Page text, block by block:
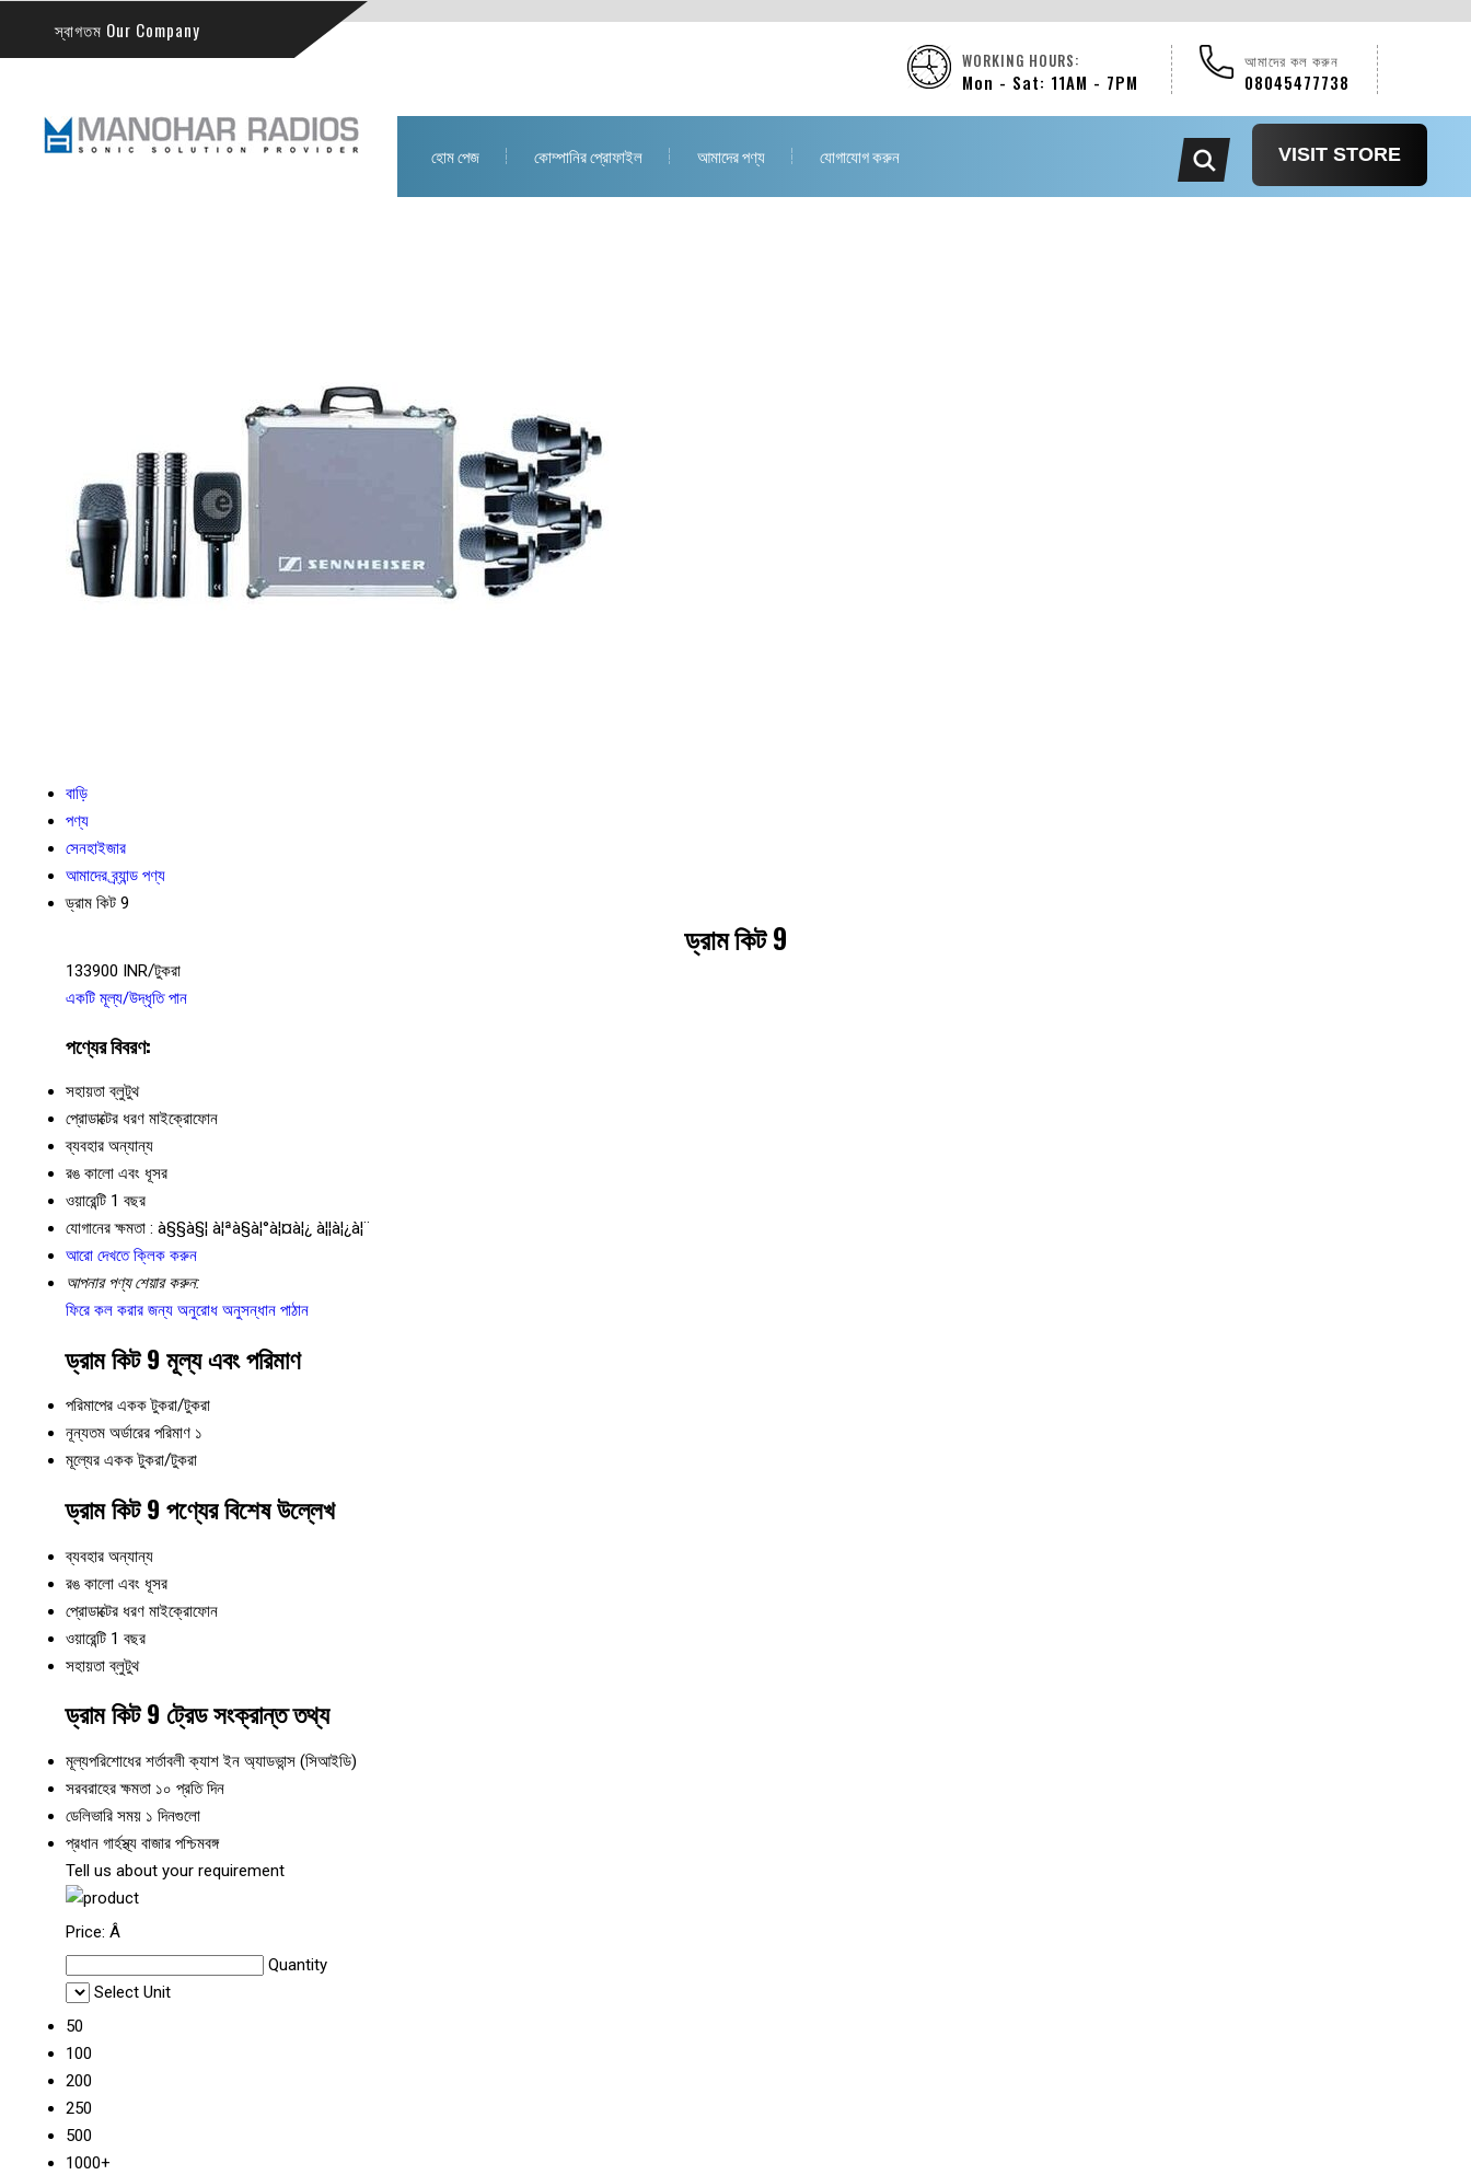
স্বাগতম Our Company
আমাদের কল করুন
08045477738
WORKING HOURS:
Mon - Sat: 11AM - 7PM
হোম পেজ কোম্পানির প্রোফাইল আমাদের পণ্য যোগাযোগ করুন VISIT STORE
বাড়ি
পণ্য
সেনহাইজার
আমাদের ব্র্যান্ড পণ্য
ড্রাম কিট 9
ড্রাম কিট 9
133900 INR/টুকরা
একটি মূল্য/উদ্ধৃতি পান
পণ্যের বিবরণ:
সহায়তা ব্লুটুথ
প্রোডাক্টের ধরণ মাইক্রোফোন
ব্যবহার অন্যান্য
রঙ কালো এবং ধূসর
ওয়ারেন্টি 1 বছর
যোগানের ক্ষমতা : à§§à§¦ à¦ªà§à¦°à¦¤à¦¿ à¦¦à¦¿à¦¨
আরো দেখতে ক্লিক করুন
আপনার পণ্য শেয়ার করুন:
ফিরে কল করার জন্য অনুরোধ অনুসন্ধান পাঠান
ড্রাম কিট 9 মূল্য এবং পরিমাণ
পরিমাপের একক টুকরা/টুকরা
নূন্যতম অর্ডারের পরিমাণ ১
মূল্যের একক টুকরা/টুকরা
ড্রাম কিট 9 পণ্যের বিশেষ উল্লেখ
ব্যবহার অন্যান্য
রঙ কালো এবং ধূসর
প্রোডাক্টের ধরণ মাইক্রোফোন
ওয়ারেন্টি 1 বছর
সহায়তা ব্লুটুথ
ড্রাম কিট 9 ট্রেড সংক্রান্ত তথ্য
মূল্যপরিশোধের শর্তাবলী ক্যাশ ইন অ্যাডভান্স (সিআইডি)
সরবরাহের ক্ষমতা ১০ প্রতি দিন
ডেলিভারি সময় ১ দিনগুলো
প্রধান গার্হস্থ্য বাজার পশ্চিমবঙ্গ
Tell us about your requirement
Price: Â
Quantity
Select Unit
50
100
200
250
500
1000+